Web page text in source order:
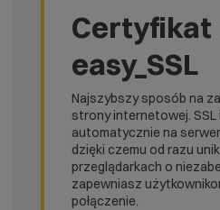
Certyfikat
easy_SSL
Najszybszy sposób na
strony internetowej.
automatycznie na
dzięki czemu od razu
przeglądarkach o
zapewniasz
połączenie.